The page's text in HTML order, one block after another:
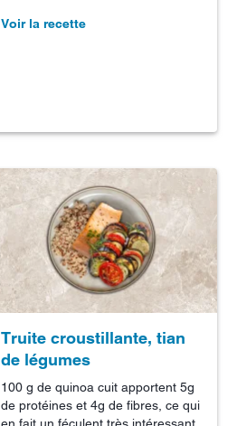
Voir la recette
Truite croustillante, tian
de légumes
100 g de quinoa cuit apportent 5g
de protéines et 4g de fibres, ce qui